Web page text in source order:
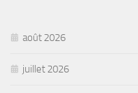
août 2026
juillet 2026